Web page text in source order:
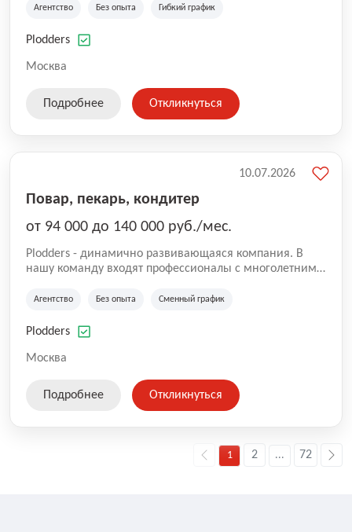
на рынке аутсорсинга, а накопленный опыт позволяют
оказываемых услуг.
Агентство Без опыта Гибкий график
Plodders
Москва
Подробнее Откликнуться
Повар, пекарь, кондитер
от 94 000 до 140 000 руб./мес.
Plodders - динамично развивающаяся компания. В
нашу команду входят профессионалы с многолетним
на рынке аутсорсинга, а накопленный опыт позволяют
оказываемых услуг.
Агентство Без опыта Сменный график
Plodders
Москва
10.07.2026
Подробнее Откликнуться
1 2 ... 72